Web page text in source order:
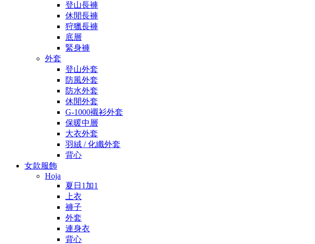
登山長褲
休閒長褲
狩獵長褲
底層
緊身褲
外套
登山外套
防風外套
防水外套
休閒外套
G-1000襯衫外套
保暖中層
大衣外套
羽絨 / 化纖外套
背心
女款服飾
Hoja
夏日1加1
上衣
褲子
外套
連身衣
背心